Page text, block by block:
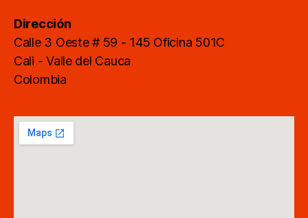
Dirección
Calle 3 Oeste # 59 - 145 Oficina 501C
Cali - Valle del Cauca
Colombia